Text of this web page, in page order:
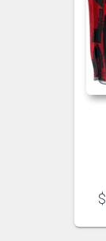
$